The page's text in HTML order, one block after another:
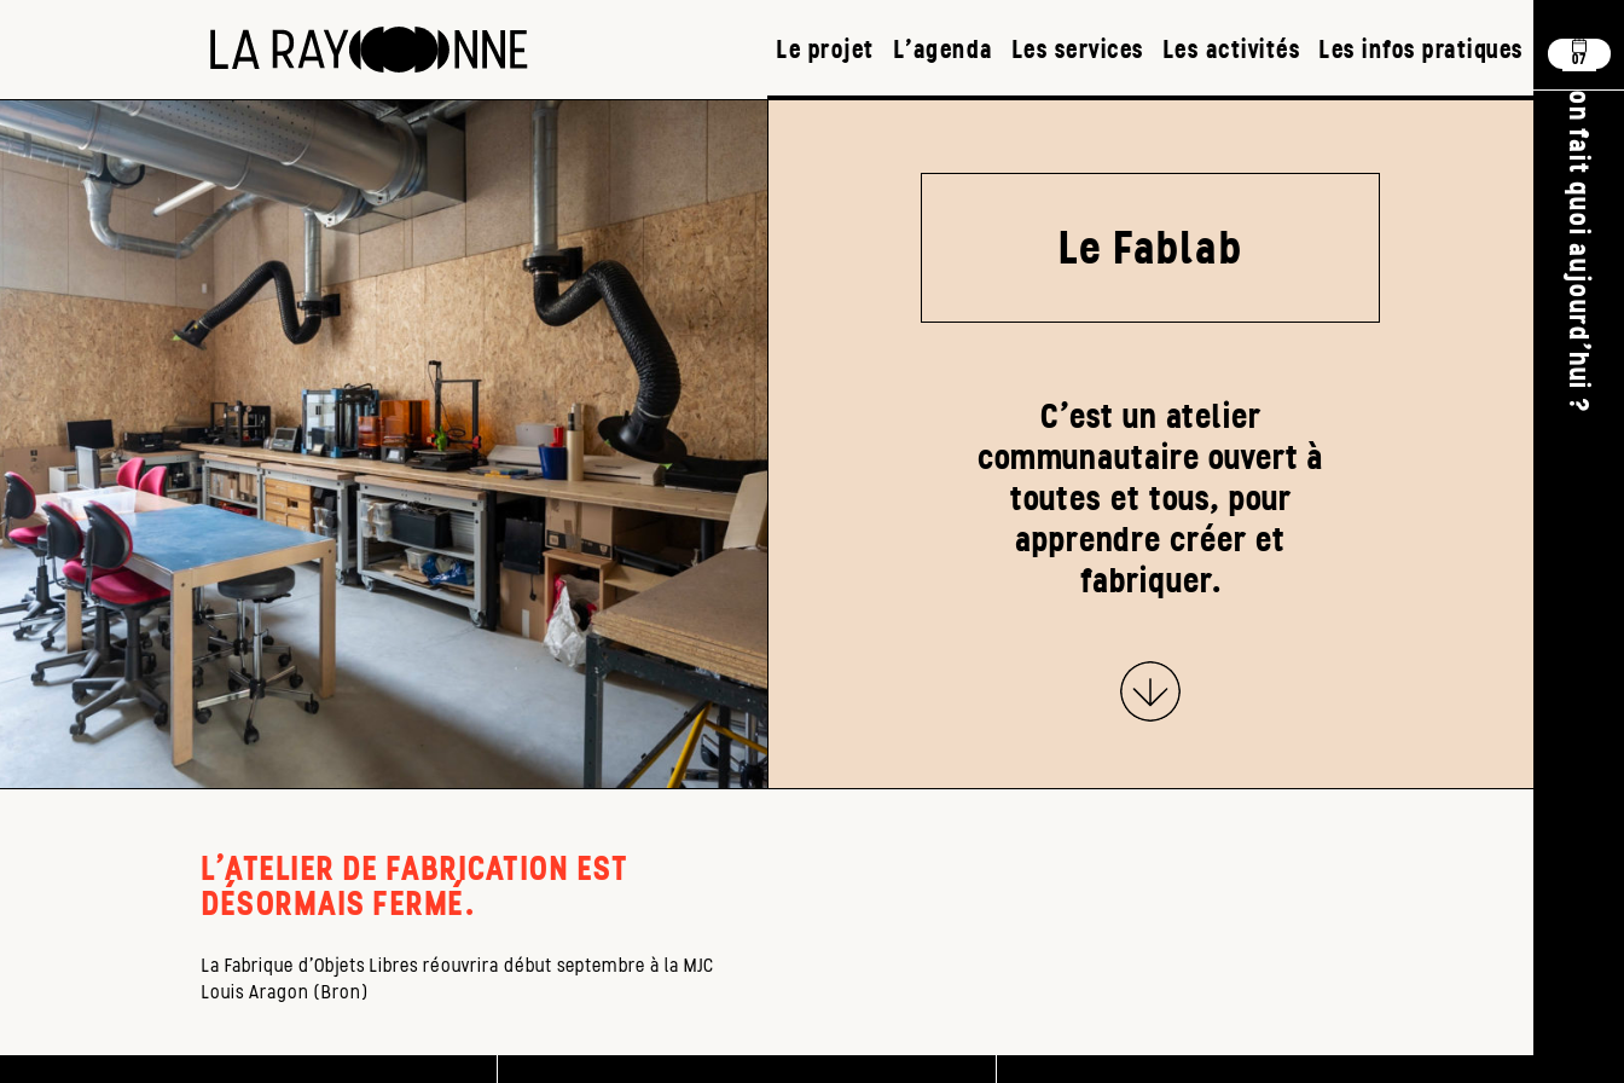
Le projet L’agenda Les services Les activités Les infos pratiques
Le Fablab
C’est un atelier
communautaire ouvert à
toutes et tous, pour
apprendre créer et
fabriquer.
L'ATELIER DE FABRICATION EST
DÉSORMAIS FERMÉ.
La Fabrique d'Objets Libres réouvrira début septembre à la MJC
Louis Aragon (Bron)
07
on fait quoi aujourd'hui ?